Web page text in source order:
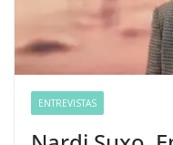
ENTREVISTAS